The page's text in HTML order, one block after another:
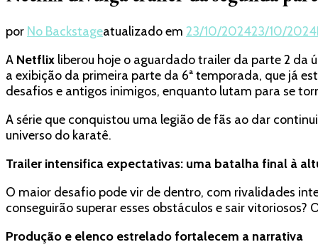
por No Backstageatualizado em 23/10/202423/10/2024
A Netflix liberou hoje o aguardado trailer da parte 2 da
a exibição da primeira parte da 6ª temporada, que já
desafios e antigos inimigos, enquanto lutam para se
A série que conquistou uma legião de fãs ao dar
universo do karatê.
Trailer intensifica expectativas: uma batalha final à
O maior desafio pode vir de dentro, com rivalidades
conseguirão superar esses obstáculos e sair
Produção e elenco estrelado fortalecem a narrativa